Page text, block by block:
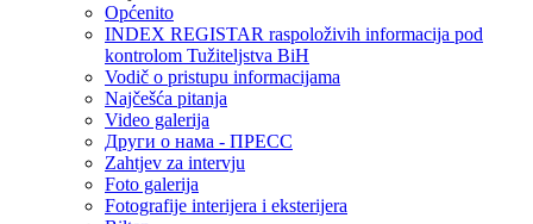
Općenito
INDEX REGISTAR raspoloživih informacija pod
kontrolom Tužiteljstva BiH
Vodič o pristupu informacijama
Najčešća pitanja
Video galerija
Други о нама - ПРЕСC
Zahtjev za intervju
Foto galerija
Fotografije interijera i eksterijera